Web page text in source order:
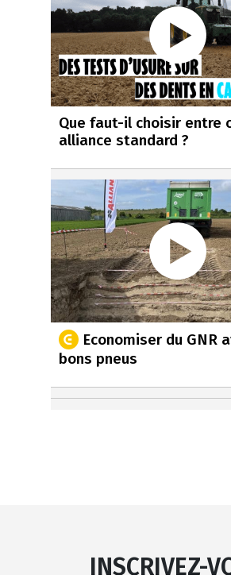
Que faut-il choisir entre
alliance standard ?
Economiser du GNR
bons pneus
INSCRIVEZ-